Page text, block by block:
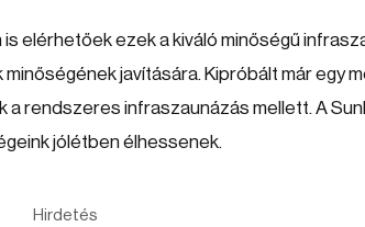
elérhetőek ezek a kiváló minőségű
javítására. Kipróbált már egy
rendszeres infraszaunázás mellett. A
jólétben élhessenek.
Hirdetés